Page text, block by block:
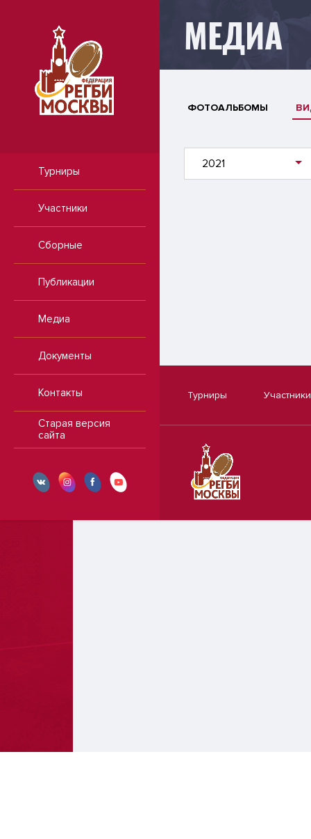
Турниры
Участники
Сборные
Публикации
Медиа
Документы
Контакты
Старая версия
сайта
МЕДИА
ФОТОАЛЬБОМЫ
2021
Турниры Участники